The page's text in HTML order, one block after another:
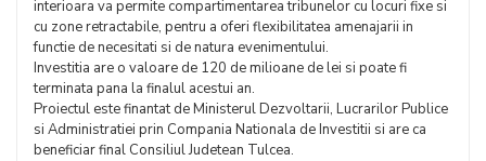
interioara va permite compartimentarea tribunelor cu locuri fixe si
cu zone retractabile, pentru a oferi flexibilitatea amenajarii in
functie de necesitati si de natura evenimentului.
Investitia are o valoare de 120 de milioane de lei si poate fi
terminata pana la finalul acestui an.
Proiectul este finantat de Ministerul Dezvoltarii, Lucrarilor Publice
si Administratiei prin Compania Nationala de Investitii si are ca
beneficiar final Consiliul Judetean Tulcea.